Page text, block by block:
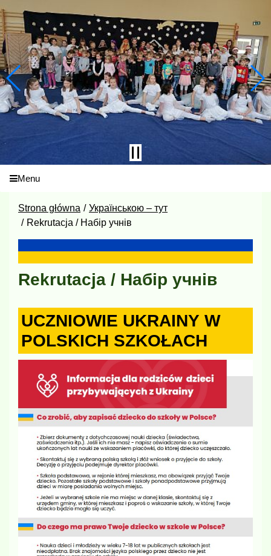
Menu
Strona główna
Українською – тут
Rekrutacja / Набір учнів
Rekrutacja / Набір учнів
UCZNIOWIE UKRAINY W
POLSKICH SZKOŁACH